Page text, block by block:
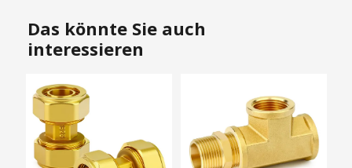
Das könnte Sie auch
interessieren